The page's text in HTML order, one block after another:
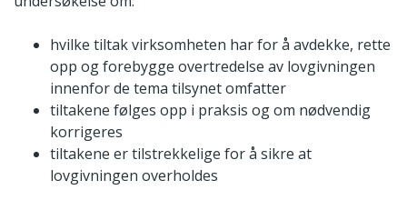
hvilke tiltak virksomheten har for å avdekke, rette
opp og forebygge overtredelse av lovgivningen
innenfor de tema tilsynet omfatter
tiltakene følges opp i praksis og om nødvendig
korrigeres
tiltakene er tilstrekkelige for å sikre at
lovgivningen overholdes